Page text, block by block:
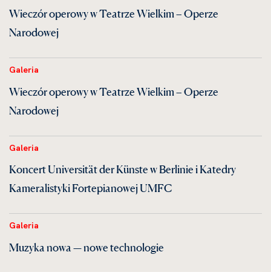
Wieczór operowy w Teatrze Wielkim – Operze
Narodowej
Galeria
Wieczór operowy w Teatrze Wielkim – Operze
Narodowej
Galeria
Koncert Universität der Künste w Berlinie i Katedry
Kameralistyki Fortepianowej UMFC
Galeria
Muzyka nowa — nowe technologie